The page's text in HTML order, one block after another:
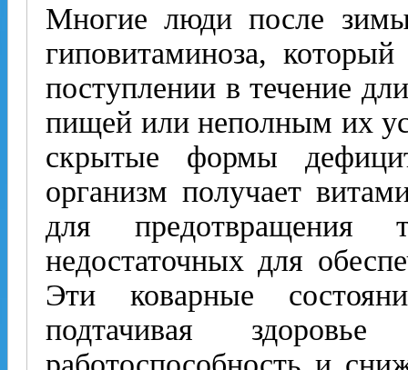
Многие люди после
гиповитаминоза,
поступлении в течение
пищей или неполным их
скрытые формы
организм получает
для предотвращения
недостаточных для
Эти коварные
подтачивая